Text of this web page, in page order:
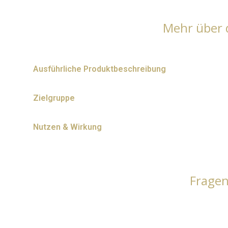
Mehr über
Ausführliche Produktbeschreibung
Zielgruppe
Nutzen & Wirkung